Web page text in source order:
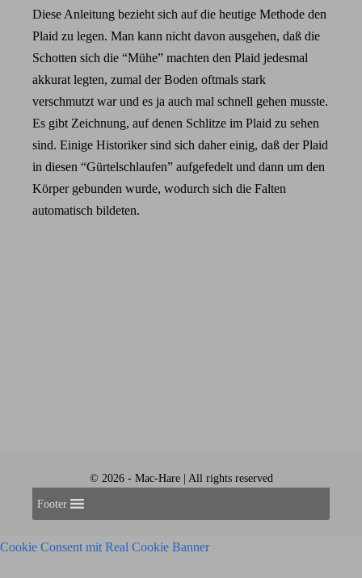
Diese Anleitung bezieht sich auf die heutige Methode den
Plaid zu legen. Man kann nicht davon ausgehen, daß die
Schotten sich die “Mühe” machten den Plaid jedesmal
akkurat legten, zumal der Boden oftmals stark
verschmutzt war und es ja auch mal schnell gehen musste.
Es gibt Zeichnung, auf denen Schlitze im Plaid zu sehen
sind. Einige Historiker sind sich daher einig, daß der Plaid
in diesen “Gürtelschlaufen” aufgefedelt und dann um den
Körper gebunden wurde, wodurch sich die Falten
automatisch bildeten.
© 2026 - Mac-Hare | All rights reserved
Footer
Cookie Consent mit Real Cookie Banner